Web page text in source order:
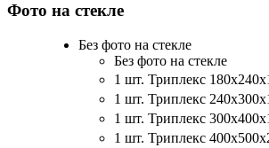
Фото на стекле
Без фото на стекле
Без фото на стекле
1 шт. Триплекс
1 шт. Триплекс
1 шт. Триплекс
1 шт. Триплекс